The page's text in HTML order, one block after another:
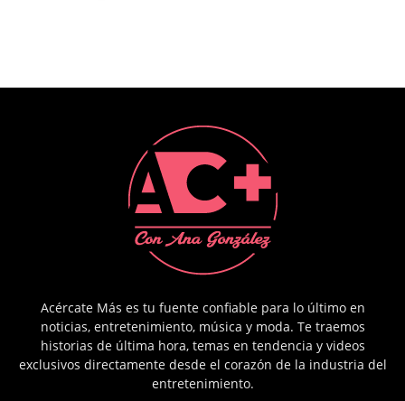
Acércate Más es tu fuente confiable para lo último en
noticias, entretenimiento, música y moda. Te traemos
historias de última hora, temas en tendencia y videos
exclusivos directamente desde el corazón de la industria del
entretenimiento.